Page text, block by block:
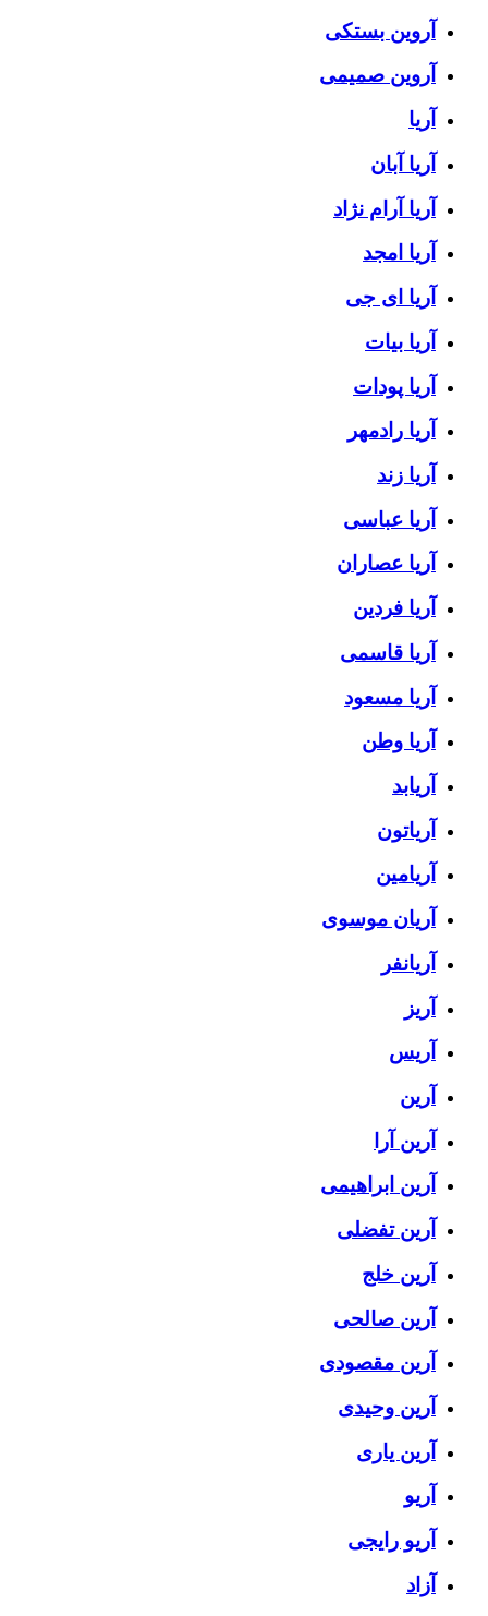
آروین بستکی
آروین صمیمی
آریا
آریا آبان
آریا آرام نژاد
آریا امجد
آریا ای جی
آریا بیات
آریا پودات
آریا رادمهر
آریا زند
آریا عباسی
آریا عصاران
آریا فردین
آریا قاسمی
آریا مسعود
آریا وطن
آریابد
آریاتون
آریامین
آریان موسوی
آریانفر
آریز
آریس
آرین
آرین آرا
آرین ابراهیمی
آرین تفضلی
آرین خلج
آرین صالحی
آرین مقصودی
آرین وحیدی
آرین یاری
آریو
آریو رایجی
آزاد